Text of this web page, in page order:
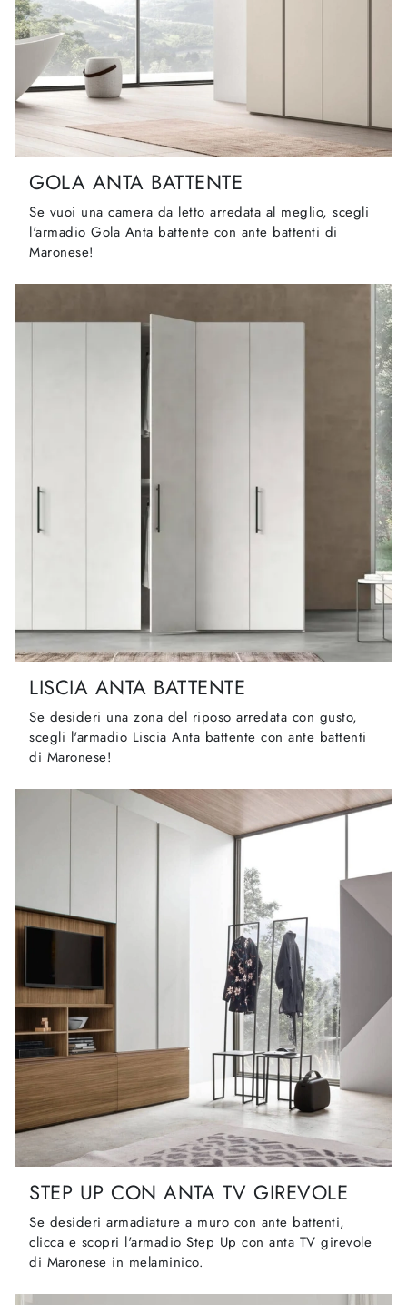
GOLA ANTA BATTENTE
Se vuoi una camera da letto arredata al meglio, scegli
l'armadio Gola Anta battente con ante battenti di
Maronese!
LISCIA ANTA BATTENTE
Se desideri una zona del riposo arredata con gusto,
scegli l'armadio Liscia Anta battente con ante battenti
di Maronese!
STEP UP CON ANTA TV GIREVOLE
Se desideri armadiature a muro con ante battenti,
clicca e scopri l'armadio Step Up con anta TV girevole
di Maronese in melaminico.